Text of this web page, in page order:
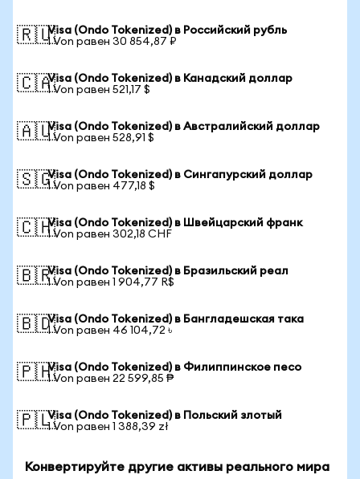
🇷🇺Visa (Ondo Tokenized) в Российский рубль
1 Von равен 30 854,87 ₽
🇨🇦Visa (Ondo Tokenized) в Канадский доллар
1 Von равен 521,17 $
🇦🇺Visa (Ondo Tokenized) в Австралийский доллар
1 Von равен 528,91 $
🇸🇬Visa (Ondo Tokenized) в Сингапурский доллар
1 Von равен 477,18 $
🇨🇭Visa (Ondo Tokenized) в Швейцарский франк
1 Von равен 302,18 CHF
🇧🇷Visa (Ondo Tokenized) в Бразильский реал
1 Von равен 1 904,77 R$
🇧🇩Visa (Ondo Tokenized) в Бангладешская така
1 Von равен 46 104,72 ৳
🇵🇭Visa (Ondo Tokenized) в Филиппинское песо
1 Von равен 22 599,85 ₱
🇵🇱Visa (Ondo Tokenized) в Польский злотый
1 Von равен 1 388,39 zł
Конвертируйте другие активы реального мира